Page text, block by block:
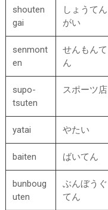
shouten
gai
しょうてん
がい
senmont
en
せんもんて
ん
supo-
tsuten
スポーツ店
yatai やたい
baiten ばいてん
bunboug
uten
ぶんぼうぐ
てん